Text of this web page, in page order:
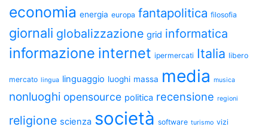
economia energia europa fantapolitica filosofia
giornali globalizzazione grid informatica
informazione internet ipermercati Italia libero
mercato lingua linguaggio luoghi massa media musica
nonluoghi opensource politica recensione regioni
religione scienza società software turismo vizi